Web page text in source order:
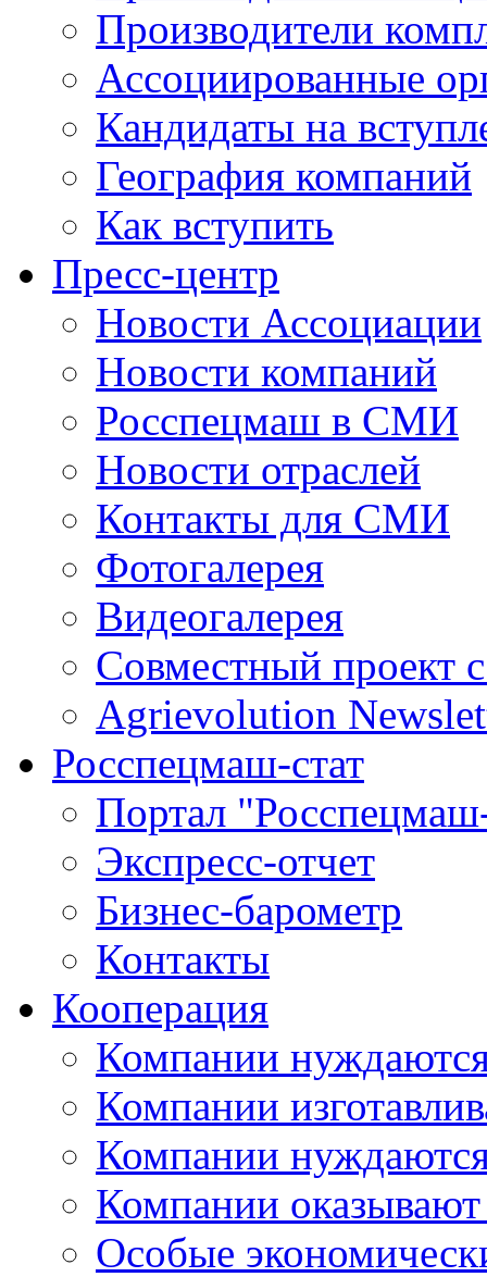
Производители
Ассоциированные
Кандидаты на
География компаний
Как вступить
Пресс-центр
Новости Ассоциации
Новости компаний
Росспецмаш в СМИ
Новости отраслей
Контакты для СМИ
Фотогалерея
Видеогалерея
Совместный проект
Agrievolution
Росспецмаш-стат
Портал
Экспресс-отчет
Бизнес-барометр
Контакты
Кооперация
Компании
Компании
Компании
Компании оказывают
Особые